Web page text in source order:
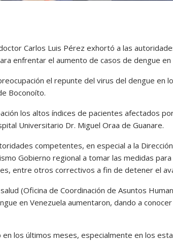
Carlos Luis Pérez exhortó a las
enfrentar el aumento de casos de dengue
el repunte del virus del dengue en
Boconoíto.
los altos índices de pacientes afectados
Universitario Dr. Miguel Oraa de Guanare.
competentes, en especial a la
Gobierno regional a tomar las medidas
entre otros correctivos a fin de detener el
(Oficina de Coordinación de Asuntos
en Venezuela aumentaron, dando a
los últimos meses, especialmente en los